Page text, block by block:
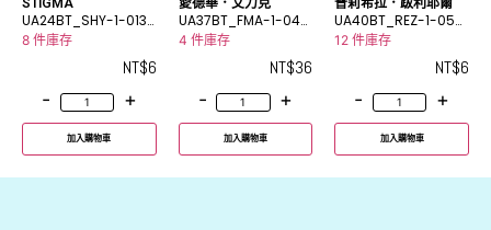
STIGMA
UA24BT_SHY-1-013
C
8 件庫存
NT$6
-
+
加入購物車
愛德華．艾力克
UA37BT_FMA-1-040
SR
4 件庫存
NT$36
-
+
加入購物車
普莉希拉．跋利耶爾
UA40BT_REZ-1-059
C
12 件庫存
NT$6
-
+
加入購物車